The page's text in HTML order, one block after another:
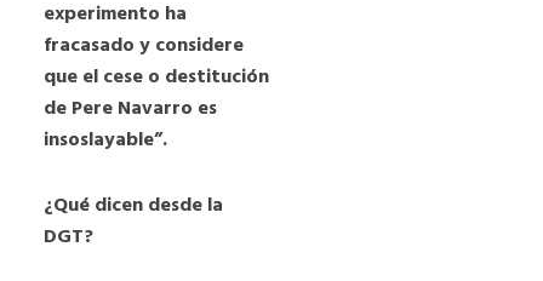
experimento ha
fracasado y considere
que el cese o destitución
de Pere Navarro es
insoslayable”.
¿Qué dicen desde la
DGT?